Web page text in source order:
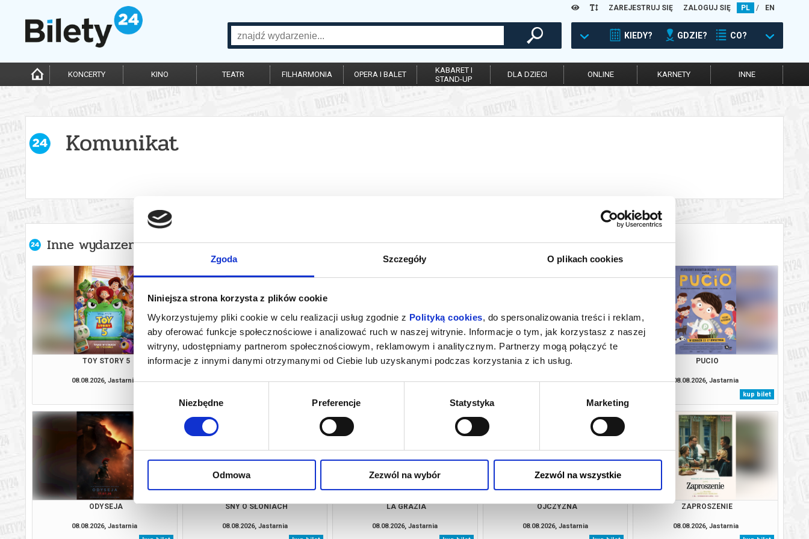
Zgoda Szczegóły O plikach cookies
Niniejsza strona korzysta z plików cookie
Wykorzystujemy pliki cookie w celu realizacji usług zgodnie z Polityką cookies, do spersonalizowania treści i reklam,
aby oferować funkcje społecznościowe i analizować ruch w naszej witrynie. Informacje o tym, jak korzystasz z naszej
witryny, udostępniamy partnerom społecznościowym, reklamowym i analitycznym. Partnerzy mogą połączyć te
informacje z innymi danymi otrzymanymi od Ciebie lub uzyskanymi podczas korzystania z ich usług.
zgody
Niezbędne Preferencje Statystyka Marketing
Odmowa Zezwól na wybór Zezwól na wszystkie
ZAREJESTRUJ SIĘ ZALOGUJ SIĘ PL / EN
KIEDY? GDZIE? CO?
KONCERTY KINO TEATR FILHARMONIA OPERA I BALET
KABARET I
STAND-UP
DLA DZIECI ONLINE KARNETY INNE
Komunikat
Inne wydarzenia organizatora
TOY STORY 5
08.08.2026, Jastarnia
KICIA KOCIA W PODRÓZY
08.08.2026, Jastarnia
FLEAK. FUTRZAK I JA
08.08.2026, Jastarnia
PSI PATROL I DINOZAURY
08.08.2026, Jastarnia
PUCIO
08.08.2026, Jastarnia
kup bilet
ODYSEJA
08.08.2026, Jastarnia
SNY O SŁONIACH
08.08.2026, Jastarnia
LA GRAZIA
08.08.2026, Jastarnia
OJCZYZNA
08.08.2026, Jastarnia
ZAPROSZENIE
08.08.2026, Jastarnia